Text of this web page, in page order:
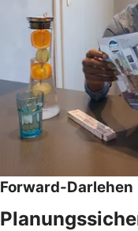
Forward-Darlehen